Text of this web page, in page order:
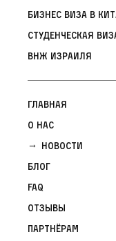
Бизнес виза в
Студенческая
ВНЖ Израиля
Главная
О нас
Новости
Блог
FAQ
Отзывы
Партнёрам